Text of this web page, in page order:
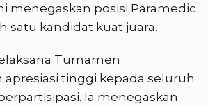
menegaskan posisi Paramedic
satu kandidat kuat juara.
Turnamen
tinggi kepada seluruh
Ia menegaskan